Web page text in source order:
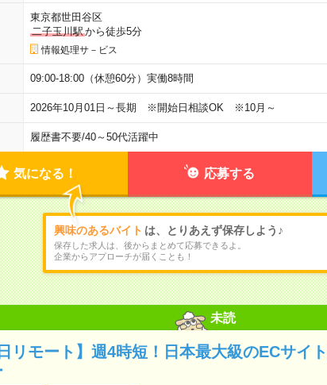
東京都世田谷区
二子玉川駅から徒歩5分
情報処理サ－ビス
09:00-18:00（休憩60分）実働8時間
2026年10月01日～長期 ※開始日相談OK ※10月～
履歴書不要/40～50代活躍中
気になる！ 応募する
興味のあるバイト は、とりあえず保存しよう♪
保存した求人は、後からまとめて応募できるよ。
企業からアプローチが届くことも！
未読
日リモート】週4時短！日本最大級のECサイ